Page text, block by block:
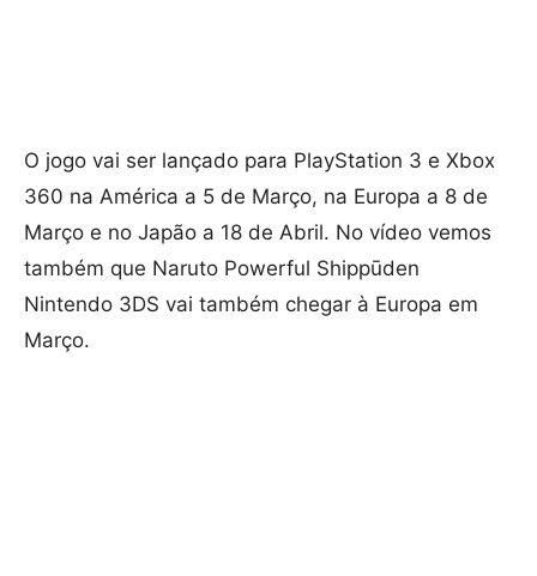
O jogo vai ser lançado para PlayStation 3 e Xbox
360 na América a 5 de Março, na Europa a 8 de
Março e no Japão a 18 de Abril. No vídeo vemos
também que Naruto Powerful Shippūden
Nintendo 3DS vai também chegar à Europa em
Março.